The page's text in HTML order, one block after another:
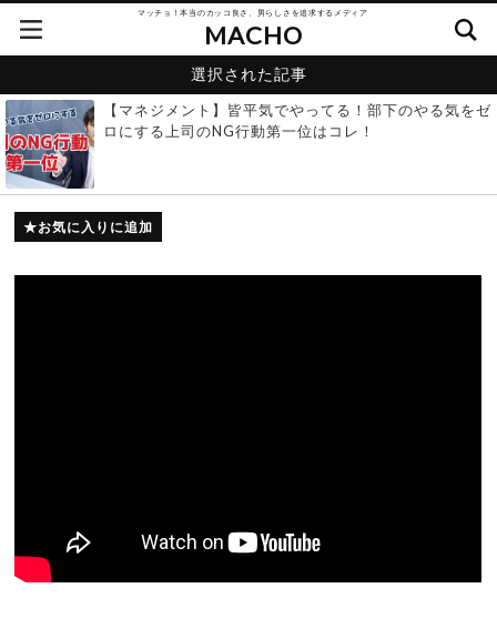
マッチョ！本当のカッコ良さ、男らしさを追求するメディア
MACHO
選択された記事
【マネジメント】皆平気でやってる！部下のやる気をゼ
ロにする上司のNG行動第一位はコレ！
お気に入りに追加